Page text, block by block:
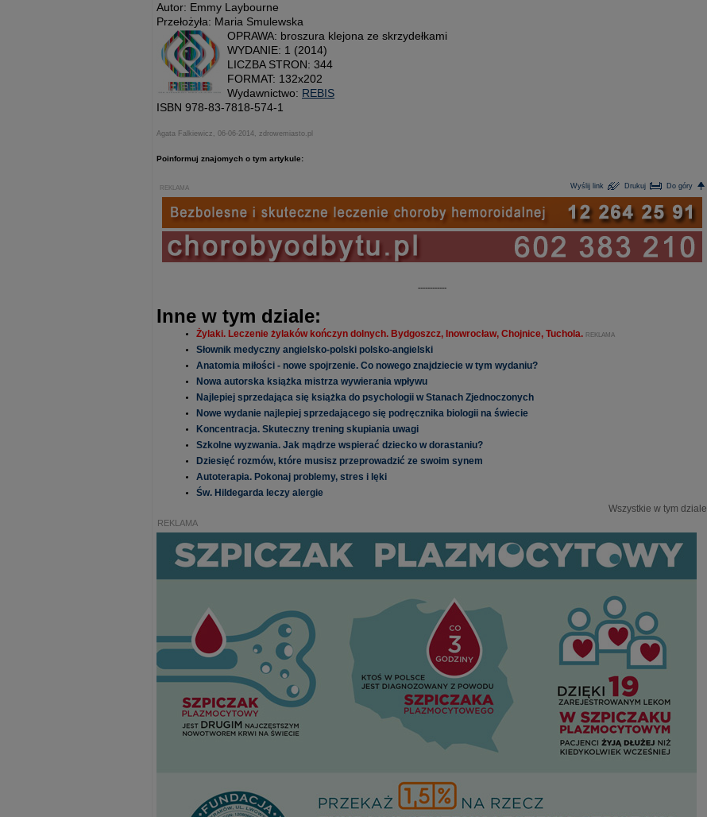
Autor: Emmy Laybourne
Przełożyła: Maria Smulewska
OPRAWA: broszura klejona ze skrzydełkami
WYDANIE: 1 (2014)
LICZBA STRON: 344
FORMAT: 132x202
Wydawnictwo: REBIS
ISBN 978-83-7818-574-1
Agata Falkiewicz, 06-06-2014, zdrowemiasto.pl
Poinformuj znajomych o tym artykule:
Wyślij link Drukuj Do góry
REKLAMA
------------
Inne w tym dziale:
Żylaki. Leczenie żylaków kończyn dolnych. Bydgoszcz, Inowrocław, Chojnice, Tuchola. REKLAMA
Słownik medyczny angielsko-polski polsko-angielski
Anatomia miłości - nowe spojrzenie. Co nowego znajdziecie w tym wydaniu?
Nowa autorska książka mistrza wywierania wpływu
Najlepiej sprzedająca się książka do psychologii w Stanach Zjednoczonych
Nowe wydanie najlepiej sprzedającego się podręcznika biologii na świecie
Koncentracja. Skuteczny trening skupiania uwagi
Szkolne wyzwania. Jak mądrze wspierać dziecko w dorastaniu?
Dziesięć rozmów, które musisz przeprowadzić ze swoim synem
Autoterapia. Pokonaj problemy, stres i lęki
Św. Hildegarda leczy alergie
Wszystkie w tym dziale
REKLAMA